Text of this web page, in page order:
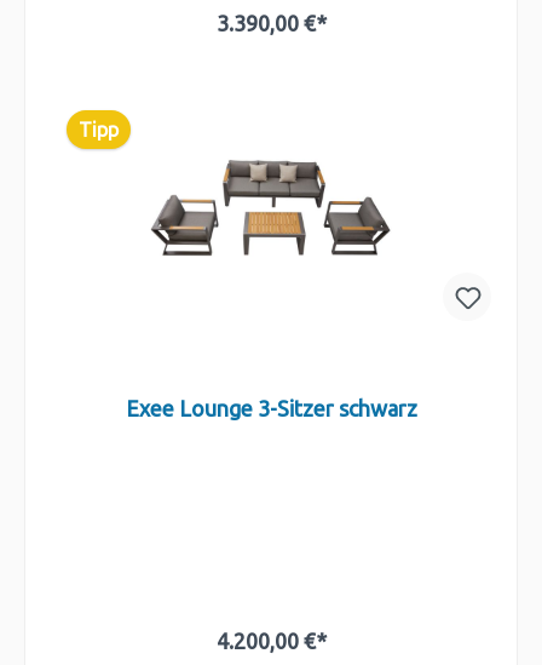
3.390,00 €*
Tipp
Exee Lounge 3-Sitzer schwarz
4.200,00 €*